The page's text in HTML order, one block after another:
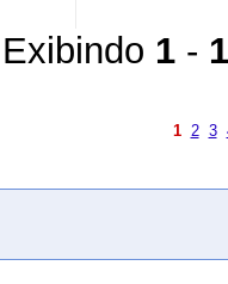
Exibindo 1 -
1 2 3